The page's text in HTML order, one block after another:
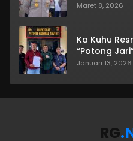
Maret 8, 2026
Ka Kuhu
“Potong
Januari 13, 2026
RG